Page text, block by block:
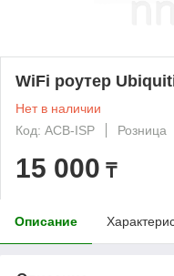
WiFi роутер
Нет в наличии
Код: ACB-ISP
Розница
15 000 ₸
Описание